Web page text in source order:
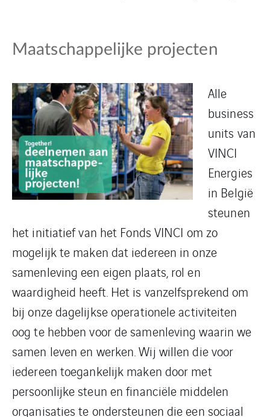
Maatschappelijke projecten
Alle
business
units van
VINCI
Energies
in België
steunen
het initiatief van het Fonds VINCI om zo
mogelijk te maken dat iedereen in onze
samenleving een eigen plaats, rol en
waardigheid heeft. Het is vanzelfsprekend om
bij onze dagelijkse operationele activiteiten
oog te hebben voor de samenleving waarin we
samen leven en werken. Wij willen die voor
iedereen toegankelijk maken door met
persoonlijke steun en financiële middelen
organisaties te ondersteunen die een sociaal